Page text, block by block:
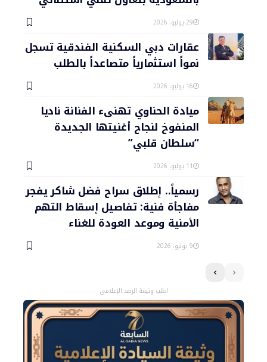
29 يوليو، 2026
عقارات دبي السكنية الفندقية تسجل
نمواً استثمارياً متصاعداً بالطلب
16 يوليو، 2026
ميادة الحناوي تهنىء الفنانة ناديا
المنفوخ لنجاح أغنيتها الجديدة
“سلطان قلبي”
11 يوليو، 2026
رسمياً.. إطلاق سراح فضل شاكر يفجر
مفاجأة فنية: تفاصيل إسقاط التهم
الأمنية وموعد العودة للغناء
9 يوليو، 2026
اطلب وثيقة الرصد الإعلامي